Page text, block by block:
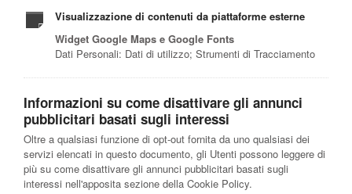
Visualizzazione di contenuti da piattaforme esterne
Widget Google Maps e Google Fonts
Dati Personali: Dati di utilizzo; Strumenti di Tracciamento
Informazioni su come disattivare gli annunci
pubblicitari basati sugli interessi
Oltre a qualsiasi funzione di opt-out fornita da uno qualsiasi dei
servizi elencati in questo documento, gli Utenti possono leggere di
più su come disattivare gli annunci pubblicitari basati sugli
interessi nell'apposita sezione della Cookie Policy.